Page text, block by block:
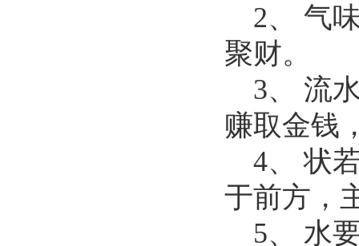
2、 气
聚财。
3、 流
赚取金钱
4、 状
于前方，
5、 水